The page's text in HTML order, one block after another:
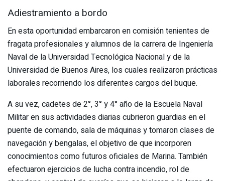
Adiestramiento a bordo
En esta oportunidad embarcaron en comisión tenientes de
fragata profesionales y alumnos de la carrera de Ingeniería
Naval de la Universidad Tecnológica Nacional y de la
Universidad de Buenos Aires, los cuales realizaron prácticas
laborales recorriendo los diferentes cargos del buque.
A su vez, cadetes de 2°, 3° y 4° año de la Escuela Naval
Militar en sus actividades diarias cubrieron guardias en el
puente de comando, sala de máquinas y tomaron clases de
navegación y bengalas, el objetivo de que incorporen
conocimientos como futuros oficiales de Marina. También
efectuaron ejercicios de lucha contra incendio, rol de